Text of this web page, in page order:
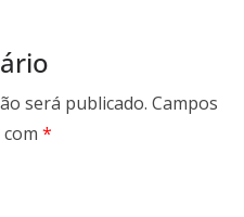
será publicado. Campos
*